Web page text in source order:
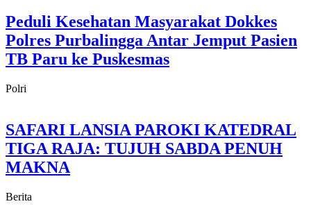
Peduli Kesehatan Masyarakat Dokkes
Polres Purbalingga Antar Jemput Pasien
TB Paru ke Puskesmas
Polri
SAFARI LANSIA PAROKI KATEDRAL
TIGA RAJA: TUJUH SABDA PENUH
MAKNA
Berita